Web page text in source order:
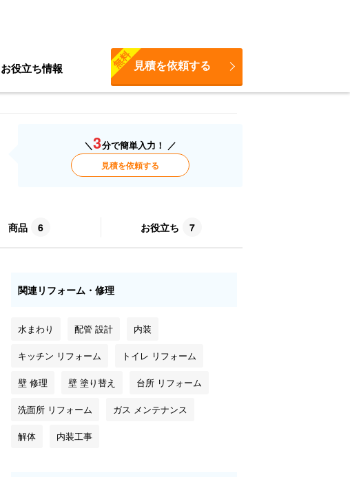
お役立ち情報 見積を依頼する
無料
＼3分で簡単入力！ ／
見積を依頼する
商品 6 お役立ち 7
関連リフォーム・修理
水まわり 配管 設計 内装
キッチン リフォーム トイレ リフォーム
壁 修理 壁 塗り替え 台所 リフォーム
洗面所 リフォーム ガス メンテナンス
解体 内装工事